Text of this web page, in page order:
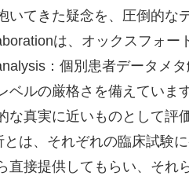
いてきた疑念を、圧倒的な
は、オックスフォー
：個別患者データメ
ベルの厳格さを備えていま
な真実に近いものとして評
とは、それぞれの臨床試験
直接提供してもらい、それ